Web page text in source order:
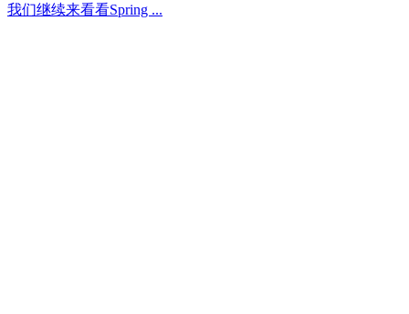
我们继续来看看Spring ...